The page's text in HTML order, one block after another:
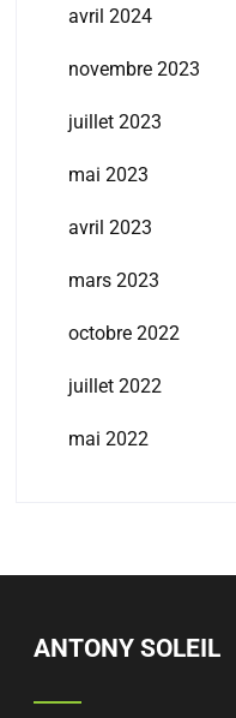
avril 2024
novembre 2023
juillet 2023
mai 2023
avril 2023
mars 2023
octobre 2022
juillet 2022
mai 2022
ANTONY SOLEIL